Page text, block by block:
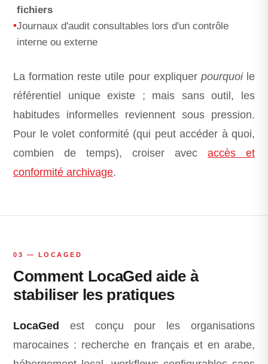
fichiers
Journaux d'audit consultables lors d'un contrôle
interne ou externe
La formation reste utile pour expliquer pourquoile
référentiel unique existe ; mais sans outil, les
habitudes informelles reviennent sous pression.
Pour le volet conformité (qui peut accéder à quoi,
combien de temps), croiser avec accès et
conformité archivage.
03 — LOCAGED
Comment LocaGed aide à
stabiliser les pratiques
LocaGed
est conçu pour les organisations
marocaines : recherche en français et en arabe,